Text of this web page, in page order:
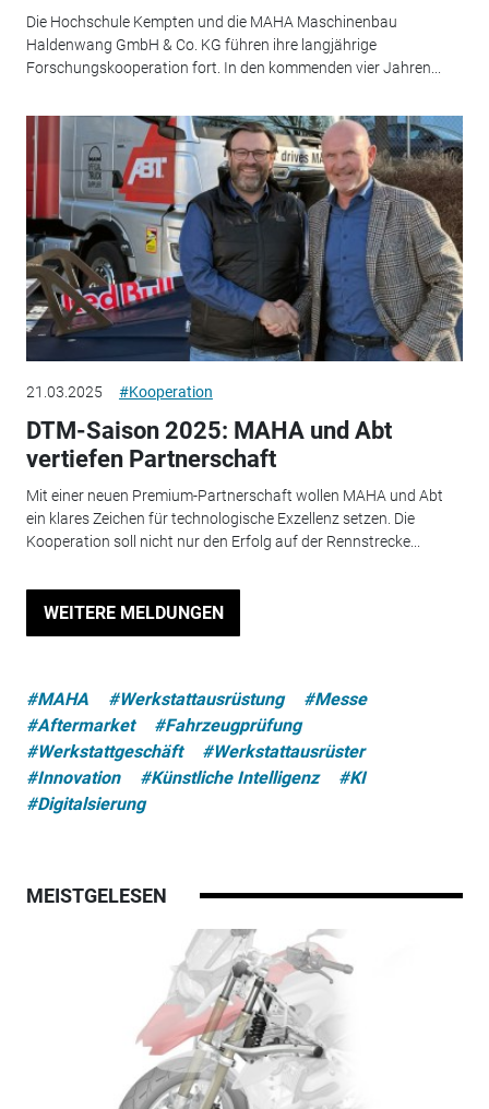
Die Hochschule Kempten und die MAHA Maschinenbau
Haldenwang GmbH & Co. KG führen ihre langjährige
Forschungskooperation fort. In den kommenden vier Jahren...
21.03.2025 #Kooperation
DTM-Saison 2025: MAHA und Abt
vertiefen Partnerschaft
Mit einer neuen Premium-Partnerschaft wollen MAHA und Abt
ein klares Zeichen für technologische Exzellenz setzen. Die
Kooperation soll nicht nur den Erfolg auf der Rennstrecke...
WEITERE MELDUNGEN
#MAHA #Werkstattausrüstung
#Messe
#Aftermarket
#Fahrzeugprüfung
#Werkstattgeschäft
#Werkstattausrüster
#Innovation
#Künstliche Intelligenz
#KI
#Digitalsierung
MEISTGELESEN